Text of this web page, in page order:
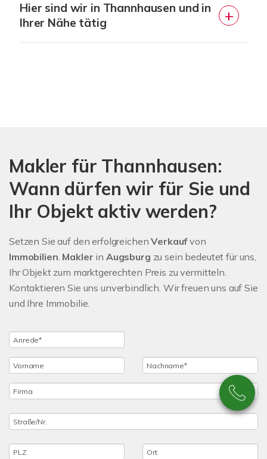
Hier sind wir in Thannhausen und in
Ihrer Nähe tätig
Makler für Thannhausen:
Wann dürfen wir für Sie und
Ihr Objekt aktiv werden?
Setzen Sie auf den erfolgreichenVerkaufvon
Immobilien. Makler in Augsburg zu sein bedeutet für uns,
Ihr Objekt zum marktgerechten Preis zu vermitteln.
Kontaktieren Sie uns unverbindlich. Wir freuen uns auf Sie
und Ihre Immobilie.